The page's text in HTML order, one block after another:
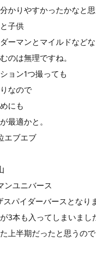
かりやすかったかなと思
子供
ーマンとマイルドなど
のは無理ですね。
ョン1つ撮っても
なので
にも
最適かと。
エブエブ
ンユニバース
スパイダーバースとなり
3本も入ってしまいまし
上半期だったと思うので